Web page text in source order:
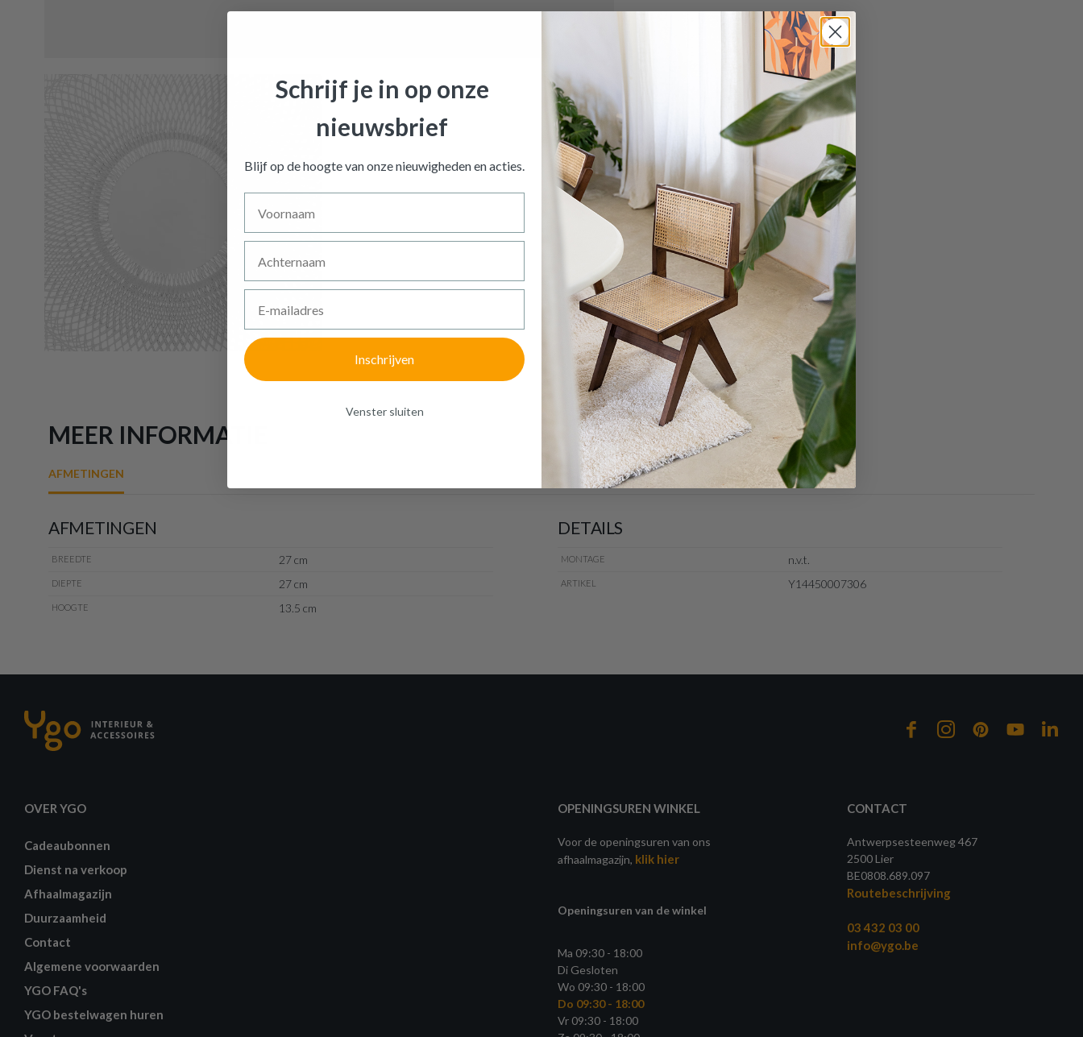
27 cm
13.5 cm
MEER INFORMATIE
AFMETINGEN
AFMETINGEN
BREEDTE 27 cm
DIEPTE 27 cm
HOOGTE 13.5 cm
DETAILS
MONTAGE n.v.t.
ARTIKEL Y14450007306
Fruitschaal MESH Wit is toegevoegd aan je winkelmandje
FRUITSCHAAL MESH WIT
Prijs per stuk, incl. btw en excl. verzendkosten
GA NAAR WINKELMANDJE of verder winkelen
OVER YGO
Cadeaubonnen
Dienst na verkoop
Afhaalmagazijn
Duurzaamheid
Contact
Algemene voorwaarden
YGO FAQ's
YGO bestelwagen huren
OPENINGSUREN WINKEL
Voor de openingsuren van ons
afhaalmagazijn, klik hier
Openingsuren van de winkel
Ma 09:30 - 18:00
Di Gesloten
Wo 09:30 - 18:00
Do 09:30 - 18:00
Vr 09:30 - 18:00
CONTACT
Antwerpsesteenweg 467
2500 Lier
BE0808.689.097
Routebeschrijving
03 432 03 00
info@ygo.be
Schrijf je in op onze
nieuwsbrief
Blijf op de hoogte van onze nieuwigheden enacties.
Inschrijven
Venster sluiten